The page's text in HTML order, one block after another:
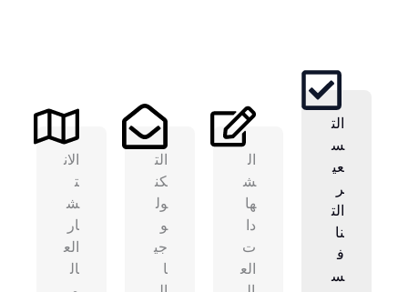
الت
س
عي
ر
الت
نا
ف
س
ال
ش
ها
دا
ت
الع
الت
كن
ول
و
جي
ا
الان
ت
ش
ار
الع
ال